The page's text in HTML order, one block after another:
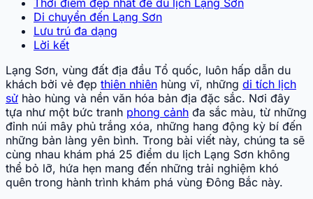
Di chuyển đến Lạng Sơn
Lưu trú đa dạng
Lời kết
Lạng Sơn, vùng đất địa đầu Tổ quốc, luôn hấp dẫn du
khách bởi vẻ đẹp thiên nhiên hùng vĩ, những di tích lịch
sử hào hùng và nền văn hóa bản địa đặc sắc. Nơi đây
tựa như một bức tranh phong cảnh đa sắc màu, từ những
đỉnh núi mây phủ trắng xóa, những hang động kỳ bí đến
những bản làng yên bình. Trong bài viết này, chúng ta sẽ
cùng nhau khám phá 25 điểm du lịch Lạng Sơn không
thể bỏ lỡ, hứa hẹn mang đến những trải nghiệm khó
quên trong hành trình khám phá vùng Đông Bắc này.